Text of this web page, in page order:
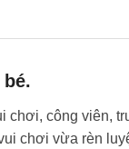
chơi, công viên,
chơi vừa rèn